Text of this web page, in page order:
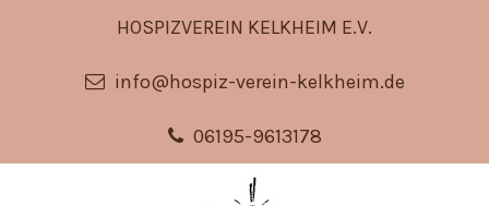
HOSPIZVEREIN KELKHEIM E.V.
info@hospiz-verein-kelkheim.de
06195-9613178